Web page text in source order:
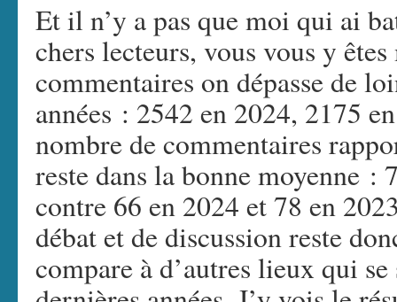
Et il n’y a pas que moi qui ai
chers lecteurs, vous vous y
commentaires on dépasse de
années : 2542 en 2024, 2175
nombre de commentaires
reste dans la bonne moyenne
contre 66 en 2024 et 78 en
débat et de discussion reste
compare à d’autres lieux qui